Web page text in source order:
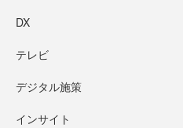
DX
テレビ
デジタル施策
インサイト